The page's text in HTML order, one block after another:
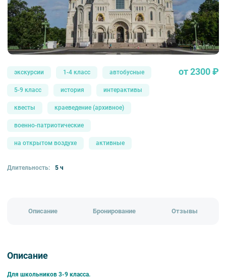
экскурсии 1-4 класс автобусные
5-9 класс история интерактивы
квесты краеведение (архивное)
военно-патриотические
на открытом воздухе активные
от 2300 ₽
Длительность: 5 ч
Описание Бронирование Отзывы
Описание
Для школьников 3-9 класса.